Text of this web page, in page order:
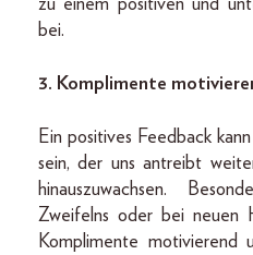
zu einem positiven und
bei.
3. Komplimente
Ein positives Feedback
sein, der uns antreibt
hinauszuwachsen.
Zweifelns oder bei neuen
Komplimente motivierend